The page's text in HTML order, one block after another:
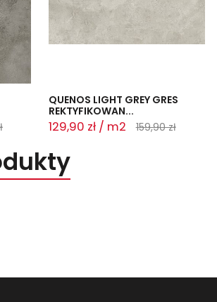
QUENOS LIGHT GREY GRES
REKTYFIKOWAN...
129,90 zł / m2 159,90 zł